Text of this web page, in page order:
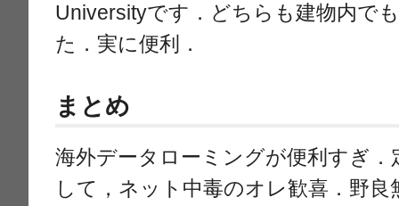
Universityです．どちらも建物内で
た．実に便利．
まとめ
海外データローミングが便利すぎ
して，ネット中毒のオレ歓喜．野